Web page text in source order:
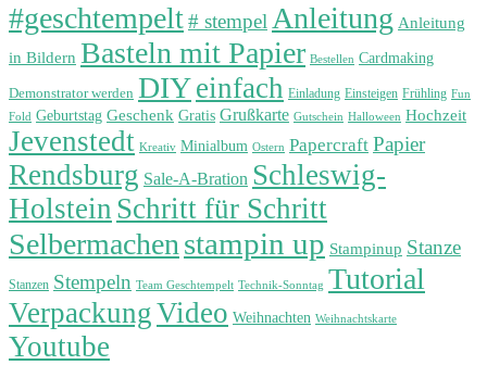
#geschtempelt# stempelAnleitung Anleitung
in Bildern Basteln mit Papier Bestellen Cardmaking
Demonstrator werden DIYeinfach Einladung Einsteigen Frühling Fun
Fold Geburtstag Geschenk Gratis Grußkarte Gutschein Halloween Hochzeit
Jevenstedt Kreativ Minialbum Ostern Papercraft Papier
Rendsburg Sale-A-Bration Schleswig-
Holstein Schritt für Schritt
Selbermachenstampin up Stampinup Stanze
Stanzen Stempeln Team Geschtempelt Technik-Sonntag Tutorial
VerpackungVideo Weihnachten Weihnachtskarte
Youtube